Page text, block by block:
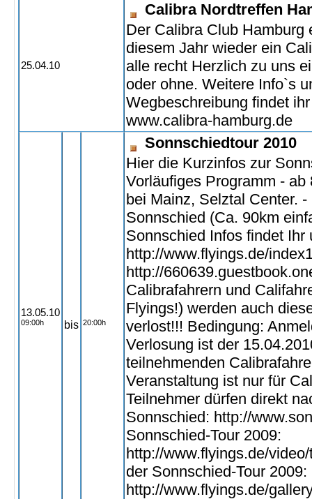
25.04.10
Calibra Nordtreffen
Der Calibra Club Hamburg
diesem Jahr wieder ein
alle recht Herzlich zu uns
oder ohne. Weitere Info`s
Wegbeschreibung findet
www.calibra-hamburg.de
13.05.10
09:00h bis 20:00h
Sonnschiedtour 2010
Hier die Kurzinfos zur
Vorläufiges Programm -
bei Mainz, Selztal Center.
Sonnschied (Ca. 90km
Sonnschied Infos findet Ihr
http://www.flyings.de/
http://
Calibrafahrern und
Flyings!) werden auch
verlost!!! Bedingung:
Verlosung ist der
teilnehmenden
Veranstaltung ist nur für
Teilnehmer dürfen direkt
Sonnschied: http://
Sonnschied-Tour 2009:
http://www.flyings.de/
der Sonnschied-Tour 2009:
http://www.flyings.de/